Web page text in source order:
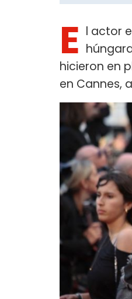
E l actor
hicieron en
en Cannes,